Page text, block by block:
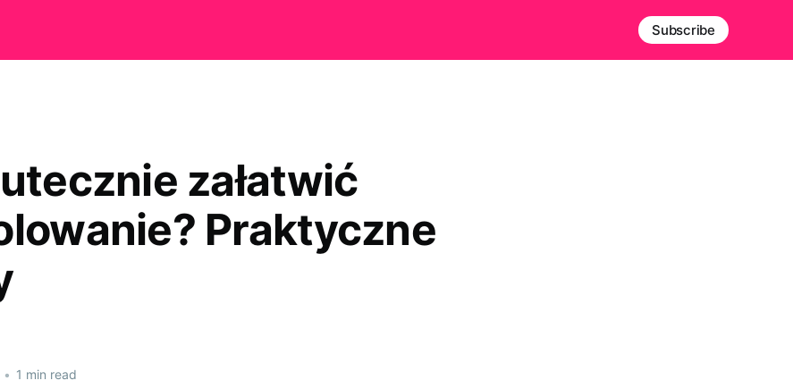
Subscribe
załatwić
Praktyczne
• 1 min read